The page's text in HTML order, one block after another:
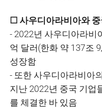
☐ 사우디아라비아와
- 2022년 사우디아라비
억 달러(한화 약 137조
성장함
- 또한 사우디아라비아
지난 2022년 중국 기업
를 체결한 바 있음